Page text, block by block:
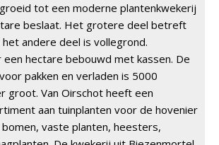
tot een moderne plantenkwekerij
beslaat. Het grotere deel betreft
andere deel is vollegrond.
een hectare bebouwd met kassen. De
pakken en verladen is 5000
groot. Van Oirschot heeft een
aan tuinplanten voor de hovenier
vaste planten, heesters,